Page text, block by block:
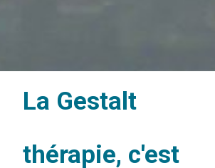
La Gestalt
thérapie, c'est